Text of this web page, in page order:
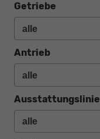
Getriebe
Antrieb
Ausstattungslinie